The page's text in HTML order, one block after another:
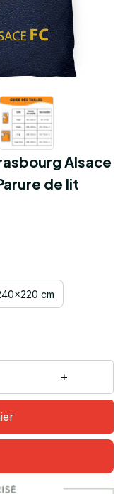
Alsace
de lit
cm